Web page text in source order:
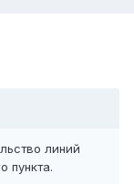
линий
пункта.